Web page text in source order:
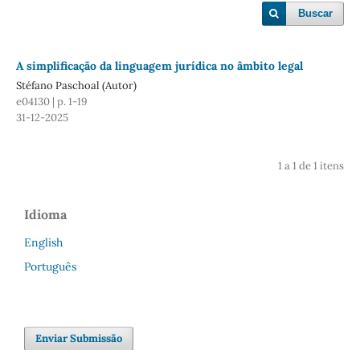
Buscar
Asimplificação da linguagem jurídica no âmbito legal
Stéfano Paschoal (Autor)
e04130 | p. 1-19
31-12-2025
1 a 1 de 1 itens
Idioma
English
Português
Enviar Submissão